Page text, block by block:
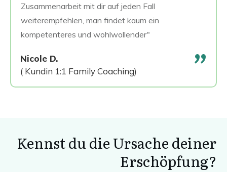
Zusammenarbeit mit dir auf jeden Fall
weiterempfehlen, man findet kaum ein
kompetenteres und wohlwollender"
Nicole D.
( Kundin 1:1 Family Coaching)
"
Kennst du die Ursache deiner
Erschöpfung?